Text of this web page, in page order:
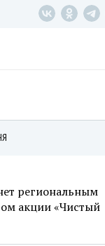
региональным
акции «Чистый